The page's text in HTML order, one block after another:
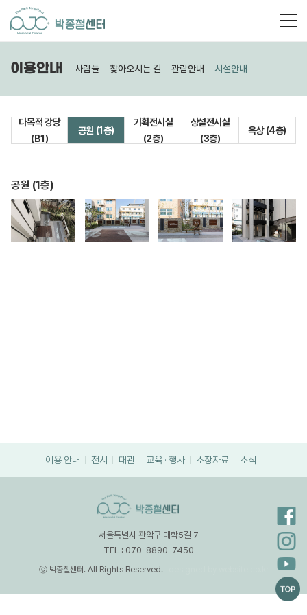
이용안내
터소개 함께하는 사람들 찾아오시는 길 관람안내 시설안내
다목적 강당
(B1)
공원 (1층)
기획전시실
(2층)
상설전시실
(3층)
옥상 (4층)
공원 (1층)
이용 안내 전시 대관 교육 · 행사 소장자료 소식
서울특별시 관악구 대학5길 7
TEL : 070-8890-7450
ⓒ 박종철센터. All Rights Reserved.